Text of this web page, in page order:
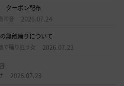
クーポン配布
雨音 2026.07.24
無敵踊りについて
で踊り狂う女 2026.07.23
2026.07.23